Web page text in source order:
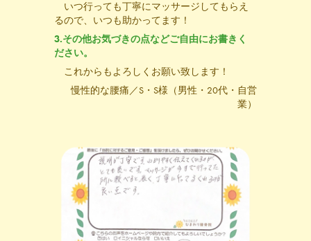
いつ行っても丁寧にマッサージしてもらえ
るので、いつも助かってます！
3.その他お気づきの点などご自由にお書きく
ださい。
これからもよろしくお願い致します ！
慢性的な腰痛／S・S様（男性・20代・自営
業）